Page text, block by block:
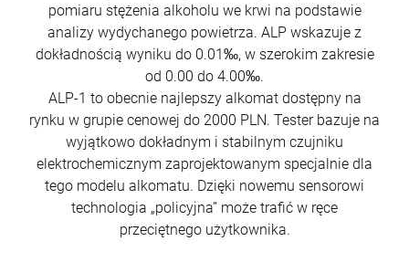
pomiaru stężenia alkoholu we krwi na podstawie
analizy wydychanego powietrza. ALP wskazuje z
dokładnością wyniku do 0.01‰, w szerokim zakresie
od 0.00 do 4.00‰.
ALP-1 to obecnie najlepszy alkomat dostępny na
rynku w grupie cenowej do 2000 PLN. Tester bazuje na
wyjątkowo dokładnym i stabilnym czujniku
elektrochemicznym zaprojektowanym specjalnie dla
tego modelu alkomatu. Dzięki nowemu sensorowi
technologia „policyjna” może trafić w ręce
przeciętnego użytkownika.